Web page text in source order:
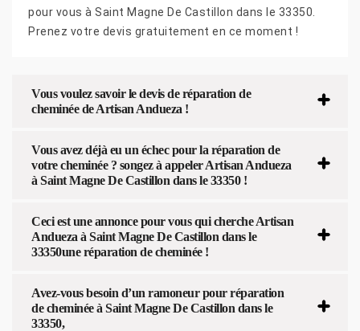
pour vous à Saint Magne De Castillon dans le 33350.
Prenez votre devis gratuitement en ce moment !
Vous voulez savoir le devis de réparation de
cheminée de Artisan Andueza !
Vous avez déjà eu un échec pour la réparation de
votre cheminée ? songez à appeler Artisan Andueza
à Saint Magne De Castillon dans le 33350 !
Ceci est une annonce pour vous qui cherche Artisan
Andueza à Saint Magne De Castillon dans le
33350une réparation de cheminée !
Avez-vous besoin d’un ramoneur pour réparation
de cheminée à Saint Magne De Castillon dans le
33350,